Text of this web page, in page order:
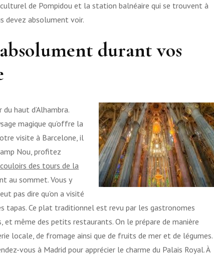
culturel de Pompidou et la station balnéaire qui se trouvent à
devez absolument voir.
durant vos
haut d’Alhambra.
magique qu’offre la
visite à Barcelone, il
Nou, profitez
des tours de la
au sommet. Vous y
pas dire qu’on a visité
tapas. Ce plat traditionnel est revu par les gastronomes
même des petits restaurants. On le prépare de manière
locale, de fromage ainsi que de fruits de mer et de légumes.
vous à Madrid pour apprécier le charme du Palais Royal. À